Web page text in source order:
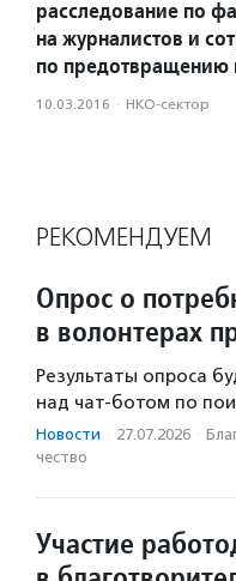
расследование по
на журналистов и
по предотвращению
10.03.2016 · НКО-сектор
РЕКОМЕНДУЕМ
Опрос о
в волонтерах
Результаты опроса
над чат-ботом по
Новости · 27.07.2026 ·
чест­во
Участие